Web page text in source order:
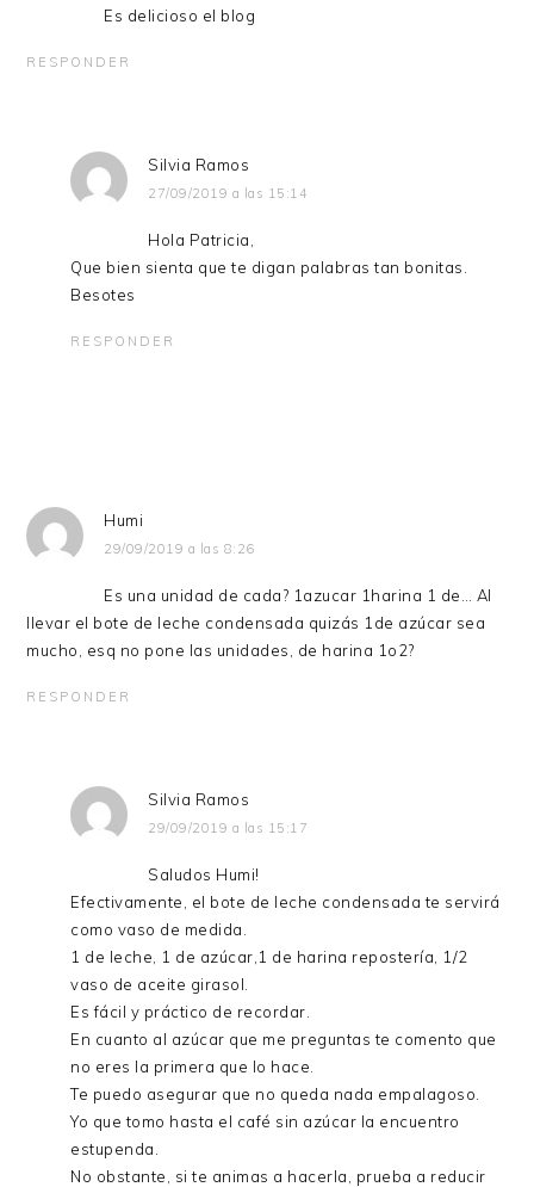
Es delicioso el blog
RESPONDER
Silvia Ramos
27/09/2019 a las 15:14
Hola Patricia,
Que bien sienta que te digan palabras tan bonitas.
Besotes
RESPONDER
Humi
29/09/2019 a las 8:26
Es una unidad de cada? 1azucar 1harina 1 de… Al
llevar el bote de leche condensada quizás 1de azúcar sea
mucho, esq no pone las unidades, de harina 1o2?
RESPONDER
Silvia Ramos
29/09/2019 a las 15:17
Saludos Humi!
Efectivamente, el bote de leche condensada te servirá
como vaso de medida.
1 de leche, 1 de azúcar,1 de harina repostería, 1/2
vaso de aceite girasol.
Es fácil y práctico de recordar.
En cuanto al azúcar que me preguntas te comento que
no eres la primera que lo hace.
Te puedo asegurar que no queda nada empalagoso.
Yo que tomo hasta el café sin azúcar la encuentro
estupenda.
No obstante, si te animas a hacerla, prueba a reducir